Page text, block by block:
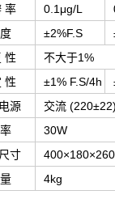
率 0.1μg/L
±2%F.S
性
不大于1%
性
±1% F.S/4h
源
交流
30W
寸
4kg